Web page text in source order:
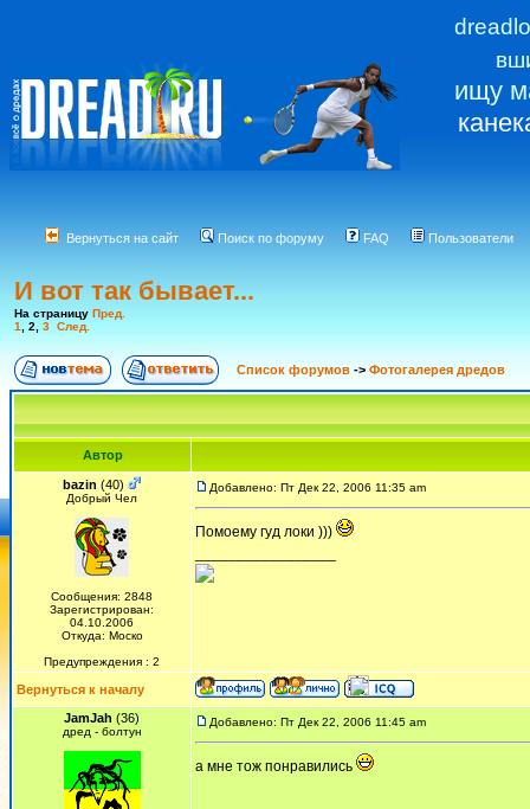
ищу
Вернуться на сайт Поиск по форуму FAQ Пользователи
И вот так бывает...
На страницу Пред.
1
2 3 След.
Список форумов -> Фотогалерея дредов
Автор
bazin (40)
Добрый Чел
Сообщения: 2848
Зарегистрирован:
04.10.2006
Откуда: Моско
Предупреждения : 2
Добавлено: Пт Дек 22, 2006 11:35 am
Помоему гуд локи )))
Вернуться к началу
JamJah (36)
дред - болтун
Добавлено: Пт Дек 22, 2006 11:45 am
а мне тож понравились